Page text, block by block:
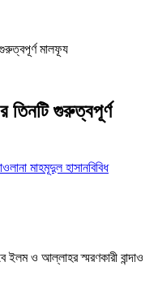
মালফূয
তিনটি গুরুত্বপূর্ণ
মাহমূদুল হাসানবিবিধ
ইলম ও আল্লাহর স্মরণকারী বান্দাও